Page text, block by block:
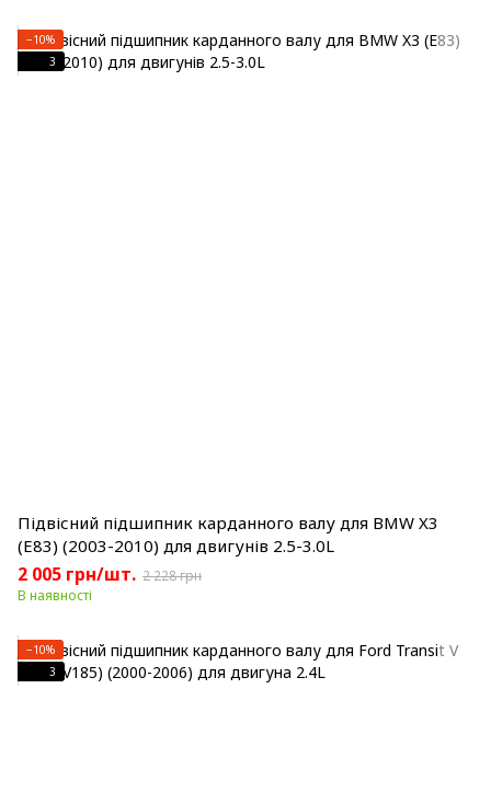
−10%
3
Підвісний підшипник карданного валу для BMW X3
(E83) (2003-2010) для двигунів 2.5-3.0L
2 005 грн/шт. 2 228 грн
В наявності
−10%
3